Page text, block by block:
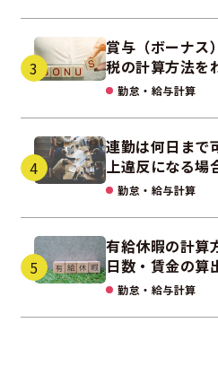
賞与（ボーナス
税の計算方法を
勤怠・給与計算
連勤は何日まで
上違反になる場
勤怠・給与計算
有給休暇の計算
日数・賃金の算
て解説
勤怠・給与計算